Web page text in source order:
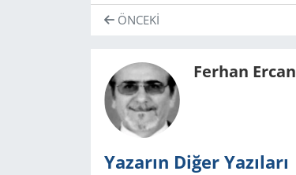
ÖNCEKI
Ferhan Ercan
Yazarın Diğer Yazıları